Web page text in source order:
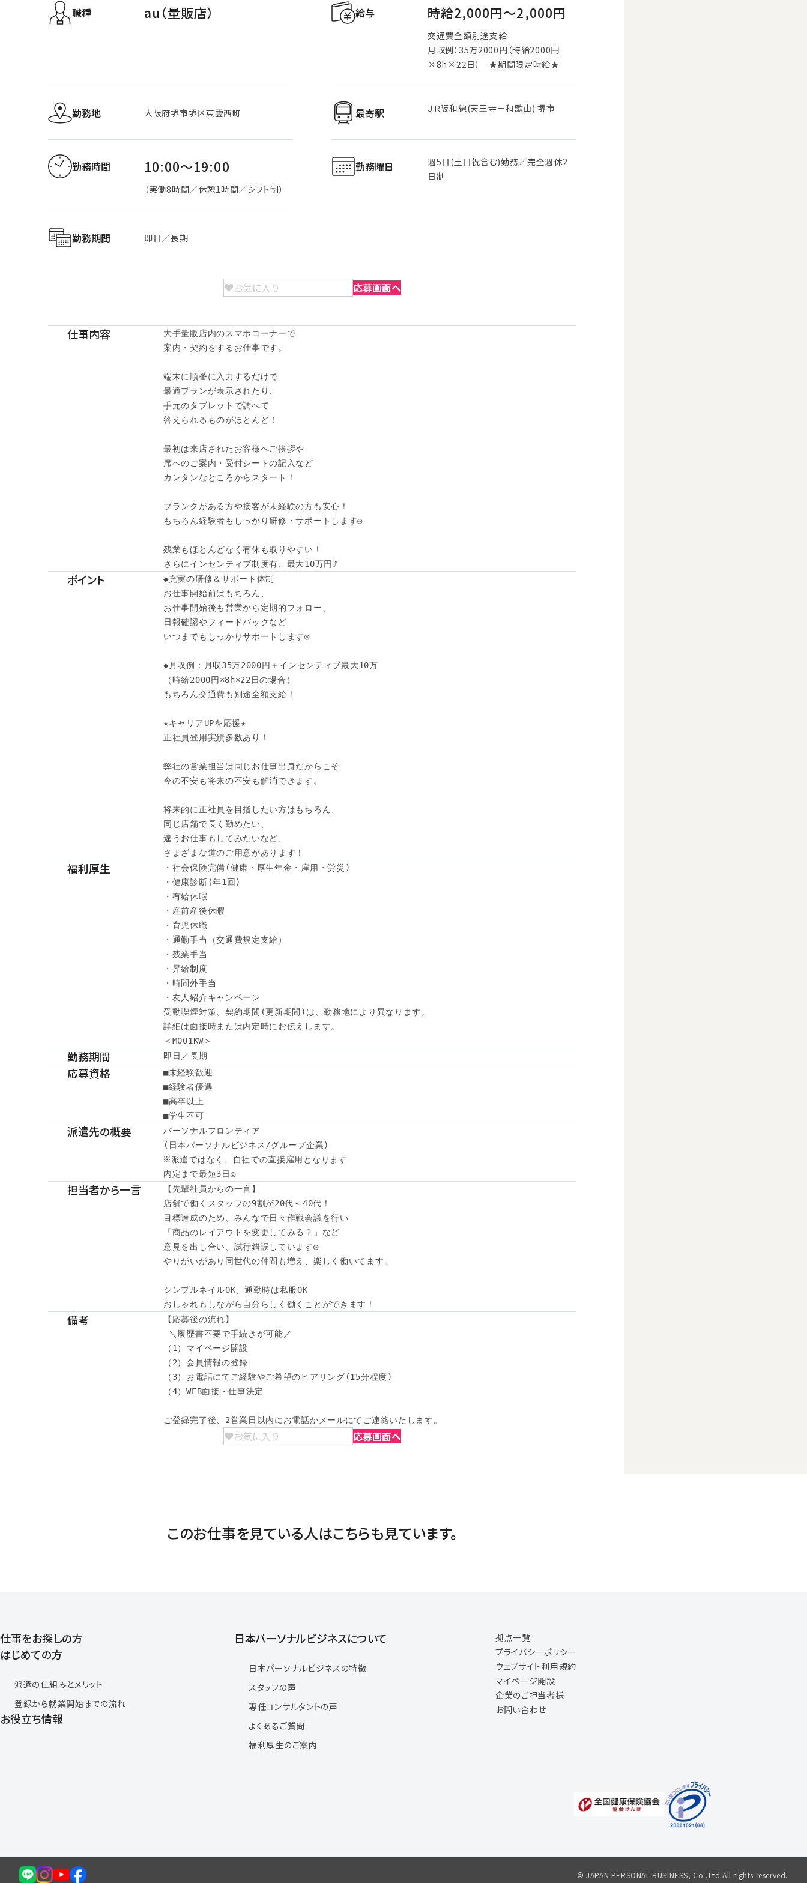
職種 au（量販店） 給与 時給2,000円〜2,000円
交通費全額別途支給
月収例：35万2000円（時給2000円
×8h×22日） ★期間限定時給★
勤務地 大阪府堺市堺区東雲西町 最寄駅 ＪＲ阪和線(天王寺－和歌山) 堺市
勤務時間 10:00～19:00
（実働8時間／休憩1時間／シフト制）
勤務曜日
週5日(土日祝含む)勤務／完全週休2
日制
勤務期間 即日／長期
お気に入り 応募画面へ
仕事内容
大手量販店内のスマホコーナーで
案内・契約をするお仕事です。
端末に順番に入力するだけで
最適プランが表示されたり、
手元のタブレットで調べて
答えられるものがほとんど！
最初は来店されたお客様へご挨拶や
席へのご案内・受付シートの記入など
カンタンなところからスタート！
ブランクがある方や接客が未経験の方も安心！
もちろん経験者もしっかり研修・サポートします◎
残業もほとんどなく有休も取りやすい！
さらにインセンティブ制度有、最大10万円♪
ポイント
◆充実の研修＆サポート体制
お仕事開始前はもちろん、
お仕事開始後も営業から定期的フォロー、
日報確認やフィードバックなど
いつまでもしっかりサポートします◎
◆月収例：月収35万2000円＋インセンティブ最大10万
（時給2000円×8h×22日の場合）
もちろん交通費も別途全額支給！
★キャリアUPを応援★
正社員登用実績多数あり！
弊社の営業担当は同じお仕事出身だからこそ
今の不安も将来の不安も解消できます。
将来的に正社員を目指したい方はもちろん、
同じ店舗で長く勤めたい、
違うお仕事もしてみたいなど、
さまざまな道のご用意があります！
福利厚生
・社会保険完備(健康・厚生年金・雇用・労災)
・健康診断(年1回)
・有給休暇
・産前産後休暇
・育児休職
・通勤手当（交通費規定支給）
・残業手当
・昇給制度
・時間外手当
・友人紹介キャンペーン
受動喫煙対策、契約期間(更新期間)は、勤務地により異なります。
詳細は面接時または内定時にお伝えします。
＜M001KW＞
勤務期間 即日／長期
応募資格
■未経験歓迎
■経験者優遇
■高卒以上
■学生不可
派遣先の概要
パーソナルフロンティア
(日本パーソナルビジネス/グループ企業)
※派遣ではなく、自社での直接雇用となります
内定まで最短3日◎
担当者から一言
【先輩社員からの一言】
店舗で働くスタッフの9割が20代～40代！
目標達成のため、みんなで日々作戦会議を行い
「商品のレイアウトを変更してみる？」など
意見を出し合い、試行錯誤しています◎
やりがいがあり同世代の仲間も増え、楽しく働いてます。
シンプルネイルOK、通勤時は私服OK
おしゃれもしながら自分らしく働くことができます！
備考
【応募後の流れ】
＼履歴書不要で手続きが可能／
（1）マイページ開設
（2）会員情報の登録
（3）お電話にてご経験やご希望のヒアリング(15分程度)
（4）WEB面接・仕事決定
ご登録完了後、2営業日以内にお電話かメールにてご連絡いたします。
お気に入り 応募画面へ
このお仕事を見ている人はこちらも見ています。
仕事をお探しの方
はじめての方
派遣の仕組みとメリット
登録から就業開始までの流れ
お役立ち情報
日本パーソナルビジネスについて
日本パーソナルビジネスの特徴
スタッフの声
専任コンサルタントの声
よくあるご質問
福利厚生のご案内
拠点一覧
プライバシーポリシー
ウェブサイト利用規約
マイページ開設
企業のご担当者様
お問い合わせ
© JAPAN PERSONAL BUSINESS, Co.,Ltd.All rights reserved.